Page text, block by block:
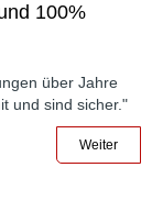
100%
über Jahre
und sind sicher."
Weiter